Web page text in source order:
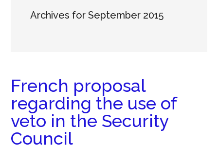
Archives for September 2015
French proposal
regarding the use of
veto in the Security
Council